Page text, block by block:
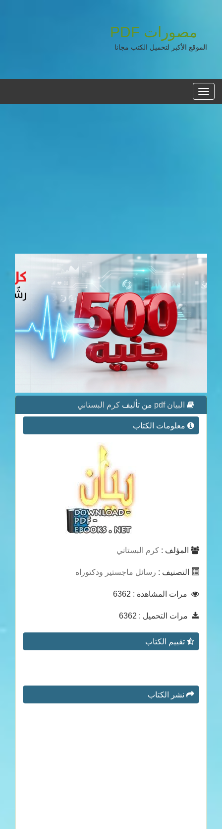
مصورات PDF
الموقع الأكبر لتحميل الكتب مجانا
القائمه
الرئيسية
البيان pdf من تأليف كرم البستاني
معلومات الكتاب
المؤلف : كرم البستاني
التصنيف : رسائل ماجستير ودكتوراه
مرات المشاهدة : 6362
مرات التحميل : 6362
تقييم الكتاب
نشر الكتاب